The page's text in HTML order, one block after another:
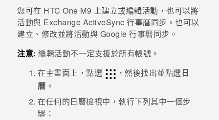
優惠專區
企業採購
VIVELAND
您可在 HTC One M9 上建立或編輯活動，也可以將
活動與 Exchange ActiveSync 行事曆同步。 也可以
建立、修改並將活動與 Google 行事曆同步。
注意: 編輯活動不一定支援於所有帳號。
在主畫面上，點選 ，然後找出並點選日
曆 。
在任何的日曆檢視中，執行下列其中一個步
驟：